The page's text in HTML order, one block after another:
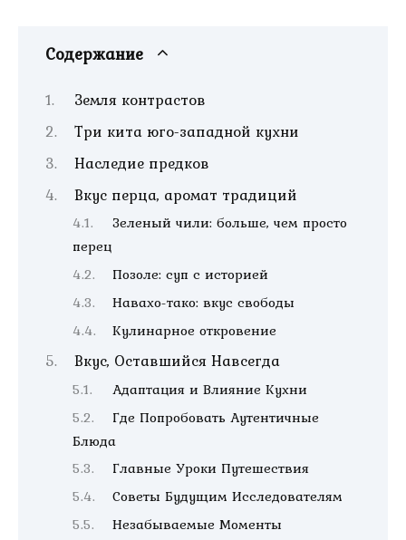
Содержание
Земля контрастов
Три кита юго-западной кухни
Наследие предков
Вкус перца, аромат традиций
Зеленый чили: больше, чем просто
перец
Позоле: суп с историей
Навахо-тако: вкус свободы
Кулинарное откровение
Вкус, Оставшийся Навсегда
Адаптация и Влияние Кухни
Где Попробовать Аутентичные
Блюда
Главные Уроки Путешествия
Советы Будущим Исследователям
Незабываемые Моменты